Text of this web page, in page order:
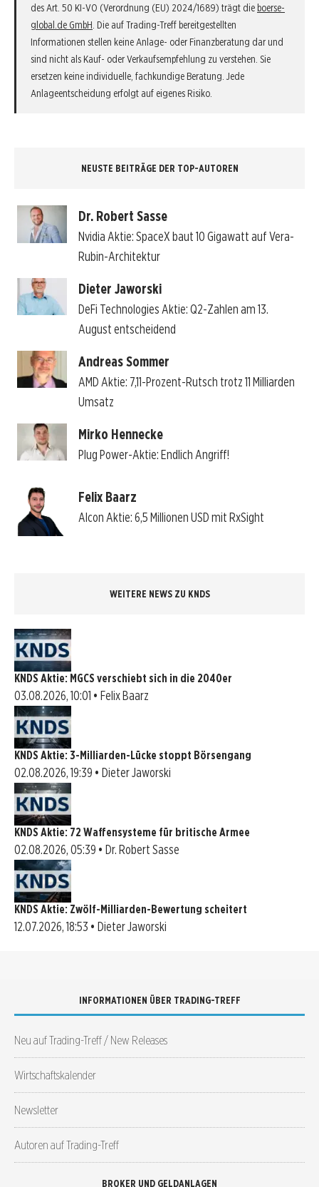
des Art. 50 KI-VO (Verordnung (EU) 2024/1689) trägt die boerse-
global.de GmbH . Die auf Trading-Treff bereitgestellten
Informationen stellen keine Anlage- oder Finanzberatung dar und
sind nicht als Kauf- oder Verkaufsempfehlung zu verstehen. Sie
ersetzen keine individuelle, fachkundige Beratung. Jede
Anlageentscheidung erfolgt auf eigenes Risiko.
NEUSTE BEITRÄGE DER TOP-AUTOREN
Dr. Robert Sasse
Nvidia Aktie: SpaceX baut 10 Gigawatt auf Vera-
Rubin-Architektur
Dieter Jaworski
DeFi Technologies Aktie: Q2-Zahlen am 13.
August entscheidend
Andreas Sommer
AMD Aktie: 7,11-Prozent-Rutsch trotz 11 Milliarden
Umsatz
Mirko Hennecke
Plug Power-Aktie: Endlich Angriff!
Felix Baarz
Alcon Aktie: 6,5 Millionen USD mit RxSight
WEITERE NEWS ZU KNDS
KNDS Aktie: MGCS verschiebt sich in die 2040er
03.08.2026, 10:01 • Felix Baarz
KNDS Aktie: 3-Milliarden-Lücke stoppt Börsengang
02.08.2026, 19:39 • Dieter Jaworski
KNDS Aktie: 72 Waffensysteme für britische Armee
02.08.2026, 05:39 • Dr. Robert Sasse
KNDS Aktie: Zwölf-Milliarden-Bewertung scheitert
12.07.2026, 18:53 • Dieter Jaworski
INFORMATIONEN ÜBER TRADING-TREFF
Neu auf Trading-Treff / New Releases
Wirtschaftskalender
Newsletter
Autoren auf Trading-Treff
BROKER UND GELDANLAGEN